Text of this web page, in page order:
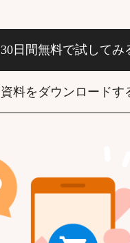
30日間無料で試してみ
資料をダウンロードす